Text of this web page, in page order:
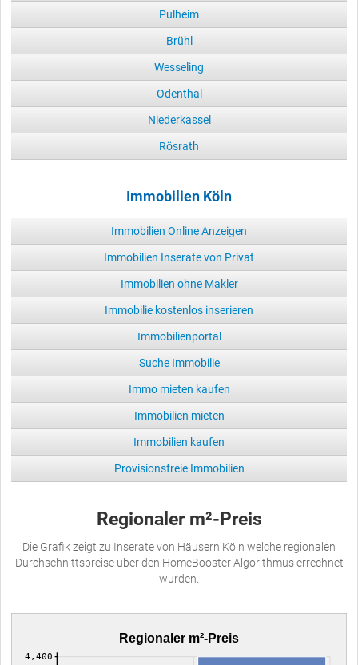
Pulheim
Brühl
Wesseling
Odenthal
Niederkassel
Rösrath
Immobilien Köln
Immobilien Online Anzeigen
Immobilien Inserate von Privat
Immobilien ohne Makler
Immobilie kostenlos inserieren
Immobilienportal
Suche Immobilie
Immo mieten kaufen
Immobilien mieten
Immobilien kaufen
Provisionsfreie Immobilien
Regionaler m²-Preis
Die Grafik zeigt zu Inserate von Häusern Köln welche regionalen
Durchschnittspreise über den HomeBooster Algorithmus errechnet
wurden.
Regionaler m²-Preis
4,400